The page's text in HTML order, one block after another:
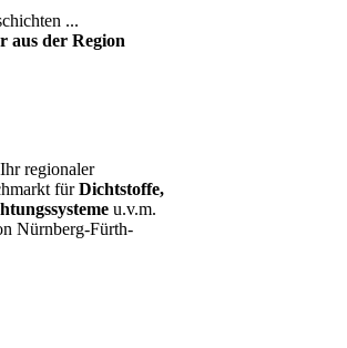
...
aus der Region
regionaler
fürDichtstoffe,
u.v.m.
Nürnberg-Fürth-